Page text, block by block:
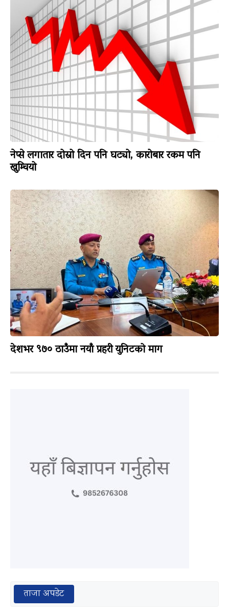
नेप्से लगातार दोस्रो दिन पनि घट्यो, कारोबार रकम पनि
खुम्चियो
देशभर ९७० ठाउँमा नयाँ प्रहरी युनिटको माग
ताजा अपडेट